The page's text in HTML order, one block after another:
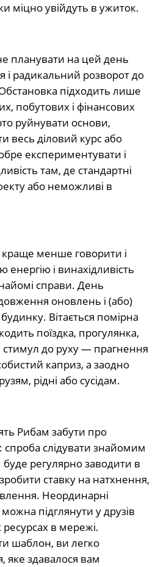
міцно увійдуть в ужиток.
планувати на цей день
і радикальний розворот до
підходить лише
побутових і фінансових
руйнувати основи,
весь діловий курс або
експериментувати і
там, де стандартні
або неможливі в
краще менше говорити і
енергію і винахідливість
справи. День
оновлень і (або)
Вітається помірна
поїздка, прогулянка,
до руху — прагнення
каприз, а заодно
рідні або сусідам.
Рибам забути про
спроба слідувати знайомим
регулярно заводити в
ставку на натхнення,
Неординарні
підглянути у друзів
в мережі.
шаблон, ви легко
яке здавалося вам